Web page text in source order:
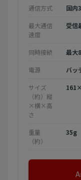
通信方式 国内
最大通信
速度
受信
同時接続 最大
電源 バッ
サイズ
（約）縦
×横×高
さ
重量
（約）
35g